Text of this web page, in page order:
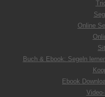
Online
Buch & Ebook: Segeln
Ebook